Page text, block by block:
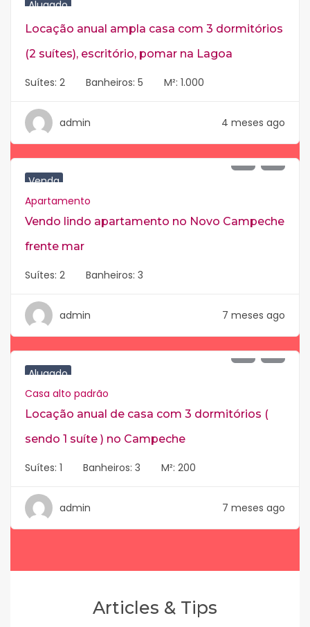
Alugado
Locação anual ampla casa com 3 dormitórios
(2 suítes), escritório, pomar na Lagoa
Suítes: 2 Banheiros: 5 M²: 1.000
admin 4 meses ago
Venda
R$2.600.000
Apartamento
Vendo lindo apartamento no Novo Campeche
frente mar
Suítes: 2 Banheiros: 3
admin 7 meses ago
Alugado
R$6.000
Casa alto padrão
Locação anual de casa com 3 dormitórios (
sendo 1 suíte ) no Campeche
Suítes: 1 Banheiros: 3 M²: 200
admin 7 meses ago
Articles & Tips